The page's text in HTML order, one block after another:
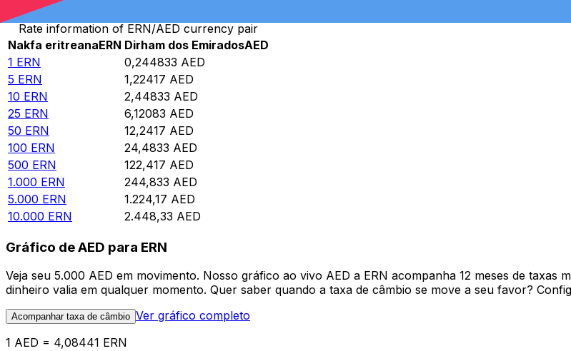
Rate information of ERN/AED currency pair
Nakfa eritreanaERN Dirham dos EmiradosAED
1 ERN 0,244833 AED
5 ERN 1,22417 AED
10 ERN 2,44833 AED
25 ERN 6,12083 AED
50 ERN 12,2417 AED
100 ERN 24,4833 AED
500 ERN 122,417 AED
1.000 ERN 244,833 AED
5.000 ERN 1.224,17 AED
10.000 ERN 2.448,33 AED
Gráfico de AED para ERN
Veja seu 5.000 AED em movimento. Nosso gráfico ao vivo AED a ERN acompanha 12 meses de taxas
dinheiro valia em qualquer momento. Quer saber quando a taxa de câmbio se move a seu favor?
Acompanhar taxa de câmbio Ver gráfico completo
1 AED = 4,08441 ERN